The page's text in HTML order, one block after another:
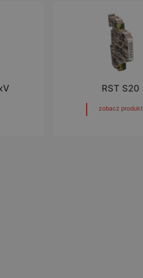
RST S20
zobacz produkt